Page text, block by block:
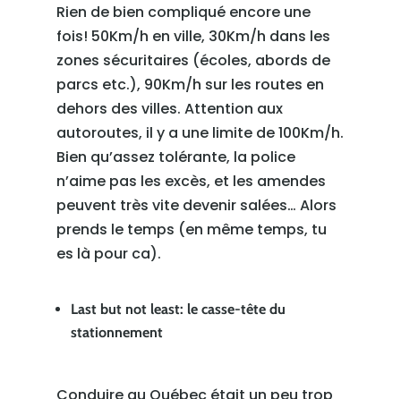
Rien de bien compliqué encore une
fois! 50Km/h en ville, 30Km/h dans les
zones sécuritaires (écoles, abords de
parcs etc.), 90Km/h sur les routes en
dehors des villes. Attention aux
autoroutes, il y a une limite de 100Km/h.
Bien qu’assez tolérante, la police
n’aime pas les excès, et les amendes
peuvent très vite devenir salées… Alors
prends le temps (en même temps, tu
es là pour ca).
Last but not least: le casse-tête du
stationnement